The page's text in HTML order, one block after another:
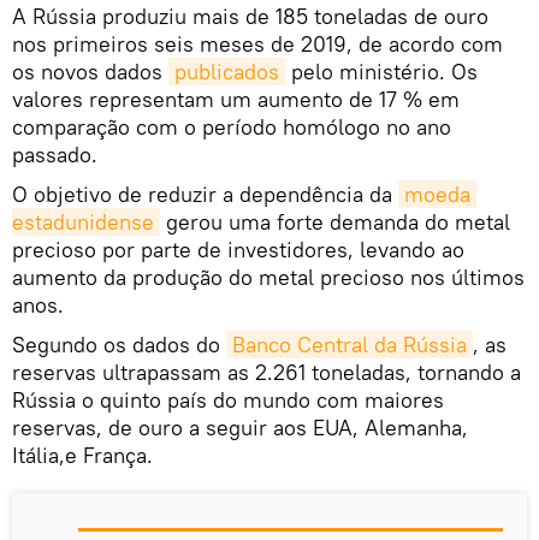
A Rússia produziu mais de 185 toneladas de ouro
nos primeiros seis meses de 2019, de acordo com
os novos dados publicados pelo ministério. Os
valores representam um aumento de 17 % em
comparação com o período homólogo no ano
passado.
O objetivo de reduzir a dependência da moeda
estadunidense gerou uma forte demanda do metal
precioso por parte de investidores, levando ao
aumento da produção do metal precioso nos últimos
anos.
Segundo os dados do Banco Central da Rússia , as
reservas ultrapassam as 2.261 toneladas, tornando a
Rússia o quinto país do mundo com maiores
reservas, de ouro a seguir aos EUA, Alemanha,
Itália,e França.